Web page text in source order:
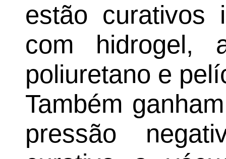
estão curativos
com hidrogel,
poliuretano e
Também
pressão